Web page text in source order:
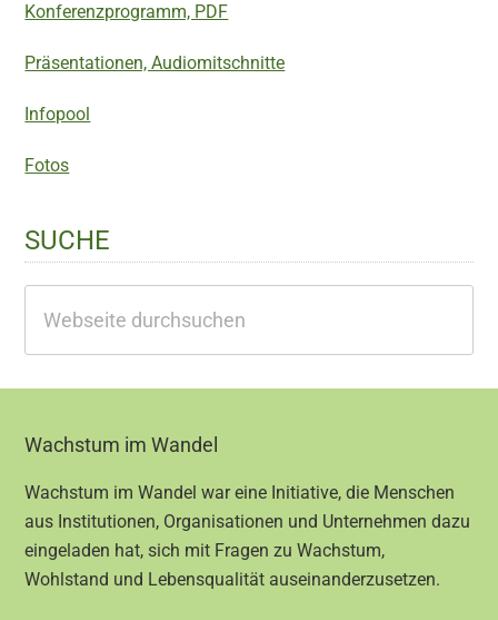
Konferenzprogramm, PDF
Präsentationen, Audiomitschnitte
Infopool
Fotos
SUCHE
durchsuchen
Footer
Wachstum im Wandel
Wachstum im Wandel war eine Initiative, die Menschen
aus Institutionen, Organisationen und Unternehmen dazu
eingeladen hat, sich mit Fragen zu Wachstum,
Wohlstand und Lebensqualität auseinanderzusetzen.